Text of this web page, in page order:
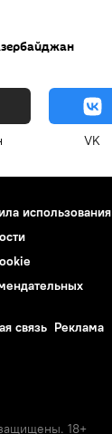
VK
использования
связь Реклама
18+